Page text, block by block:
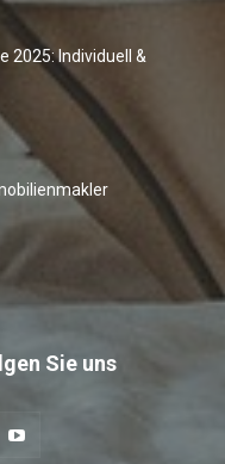
2025: Individuell &
Sie uns